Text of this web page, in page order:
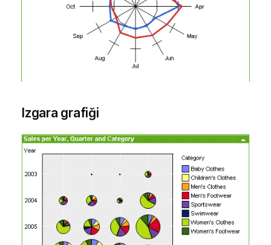
Izgara grafiği